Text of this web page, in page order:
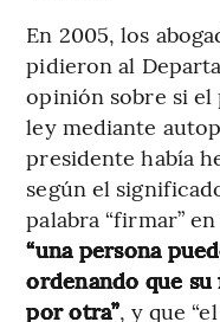
En 2005, los
pidieron al
opinión sobre si
ley mediante
presidente había
según el
palabra “firmar”
“una persona
ordenando que su
por otra”, y que